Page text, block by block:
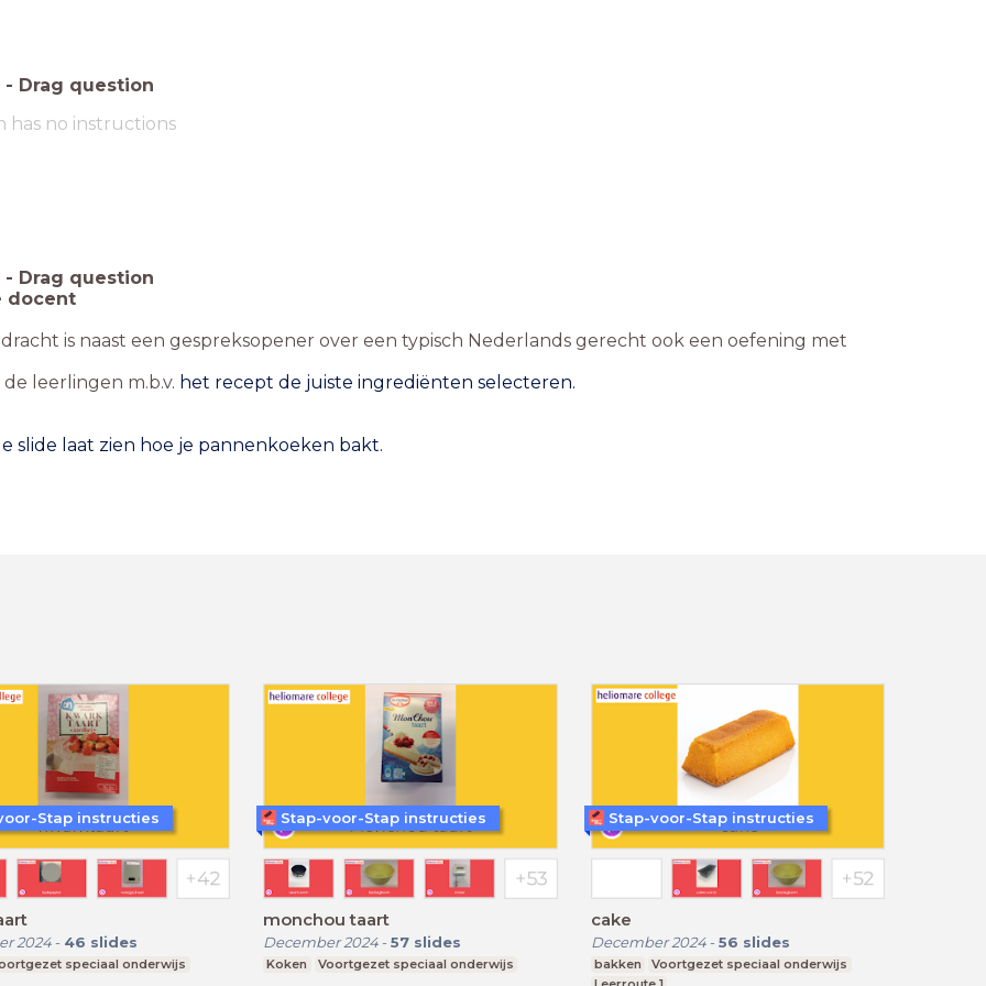
- Drag question
has no instructions
- Drag question
docent
is naast een gespreksopener over een typisch Nederlands gerecht ook een oefening met
leerlingen m.b.v. het recept de juiste ingrediënten selecteren.
slide laat zien hoe je pannenkoeken bakt.
2024- 46 slides
speciaal onderwijs
Stap instructies
monchou taart
December 2024- 57 slides
Koken Voortgezet speciaal onderwijs
Stap-voor-Stap instructies
cake
December 2024- 56 slides
bakken
Voortgezet speciaal onderwijs
Stap-voor-Stap instructies